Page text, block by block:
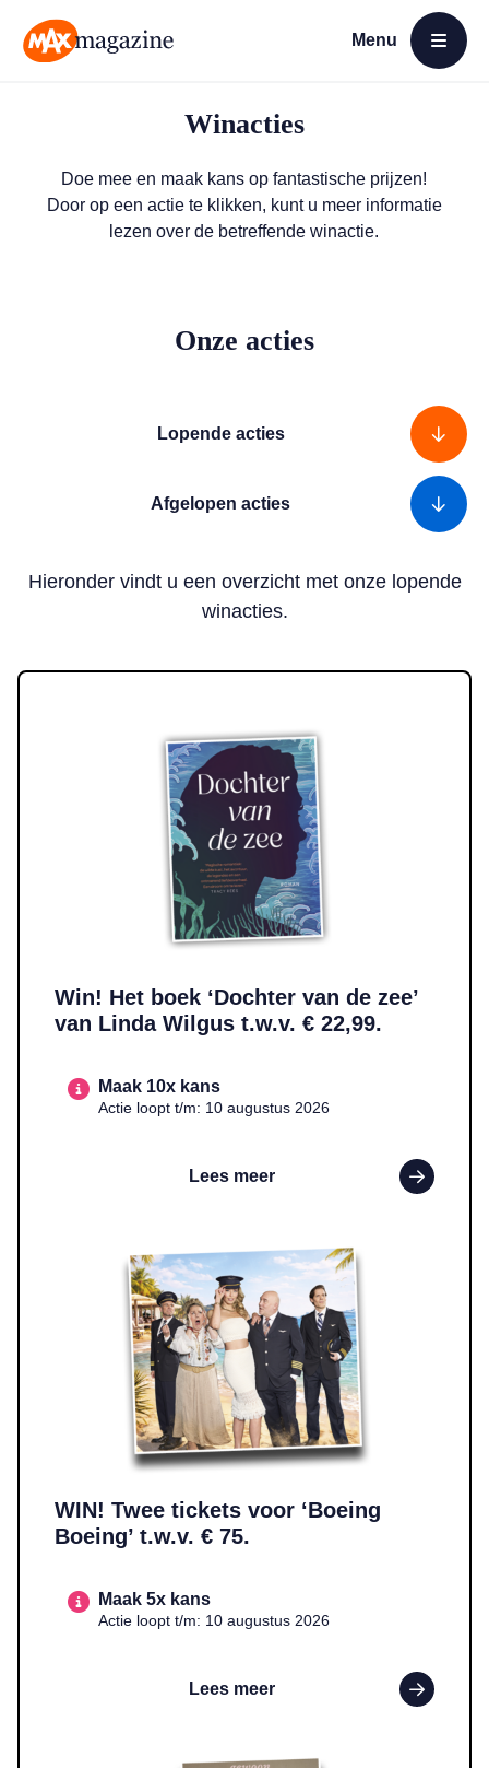
Menu
Open menu
Winacties
Doe mee en maak kans op fantastische prijzen!
Door op een actie te klikken, kunt u meer informatie
lezen over de betreffende winactie.
Onze acties
Lopende acties
Afgelopen acties
Hieronder vindt u een overzicht met onze lopende
winacties.
Win! Het boek ‘Dochter van de zee’
van Linda Wilgus t.w.v. € 22,99.
Maak 10x kans
Actie loopt t/m: 10 augustus 2026
Lees meer
Lees meer over Win! Het boek ‘Dochter van de zee’ van Linda
WIN! Twee tickets voor ‘Boeing
Boeing’ t.w.v. € 75.
Maak 5x kans
Actie loopt t/m: 10 augustus 2026
Lees meer